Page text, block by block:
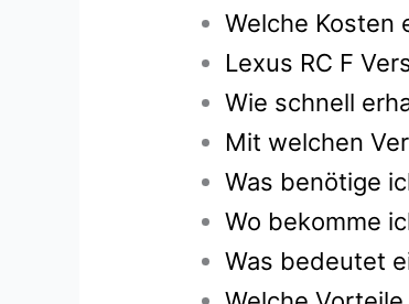
Welche Kosten
Lexus RC F
Wie schnell
Mit welchen
Was benötige
Wo bekomme
Was bedeutet